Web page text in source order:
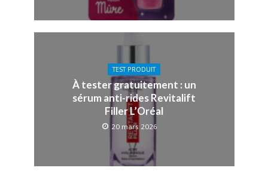
TEST PRODUIT
À tester gratuitement : un
sérum anti-rides Revitalift
Filler L’Oréal
20 mars 2026